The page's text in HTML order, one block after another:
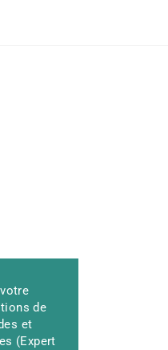
de
et
(Expert